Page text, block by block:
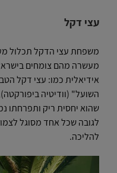
עצי דקל
משפחת עצי הדקל תכלול
מעשרה מהם צומחים
אידיאלית כמו: עצי דקל
השועל" (וודיטיה
שהוא יחסית ריק ותפרחתו
לגובה שכל אחד מסוגל
להליכה.